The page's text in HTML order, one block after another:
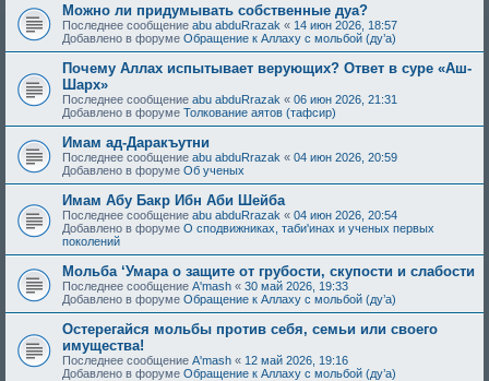
Можно ли придумывать собственные дуа?
Последнее сообщение abu abduRrazak « 14 июн 2026, 18:57
Добавлено в форуме Обращение к Аллаху с мольбой (ду’а)
Почему Аллах испытывает верующих? Ответ в суре «Аш-
Шарх»
Последнее сообщение abu abduRrazak « 06 июн 2026, 21:31
Добавлено в форуме Толкование аятов (тафсир)
Имам ад-Даракъутни
Последнее сообщение abu abduRrazak « 04 июн 2026, 20:59
Добавлено в форуме Об ученых
Имам Абу Бакр Ибн Аби Шейба
Последнее сообщение abu abduRrazak « 04 июн 2026, 20:54
Добавлено в форуме О сподвижниках, таби'инах и ученых первых
поколений
Мольба ‘Умара о защите от грубости, скупости и слабости
Последнее сообщение A'mash « 30 май 2026, 19:33
Добавлено в форуме Обращение к Аллаху с мольбой (ду’а)
Остерегайся мольбы против себя, семьи или своего
имущества!
Последнее сообщение A'mash « 12 май 2026, 19:16
Добавлено в форуме Обращение к Аллаху с мольбой (ду’а)